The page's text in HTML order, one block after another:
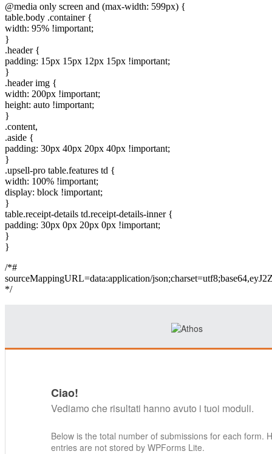
@media only screen and (max-width: 599px) {
table.body .container {
width: 95% !important;
}
.header {
padding: 15px 15px 12px 15px !important;
}
.header img {
width: 200px !important;
height: auto !important;
}
.content,
.aside {
padding: 30px 40px 20px 40px !important;
}
.upsell-pro table.features td {
width: 100% !important;
display: block !important;
}
table.receipt-details td.receipt-details-inner {
padding: 30px 0px 20px 0px !important;
}
}
/*#
sourceMappingURL=data:application/
*/
Ciao!
Vediamo che risultati hanno avuto i tuoi moduli.
Below is the total number of submissions for each form.
entries are not stored by WPForms Lite.